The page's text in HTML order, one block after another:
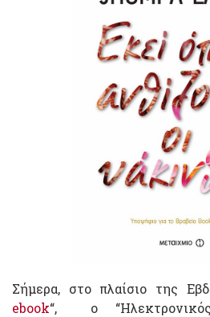
Σήμερα, στο πλαίσιο της
ebook“, ο